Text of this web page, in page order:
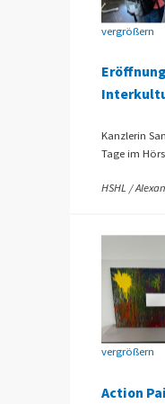
vergrößern
Kanzlerin
Tage im
HSHL /
vergrößern
Action